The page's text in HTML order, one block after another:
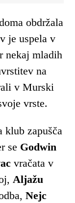
obdržala
je uspela v
nekaj mladih
na
v Murski
vrste.
klub zapušča
se Godwin
vračata v
Aljažu
Nejc